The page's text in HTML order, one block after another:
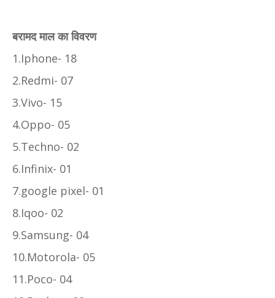
बरामद माल का विवरण
1.Iphone- 18
2.Redmi- 07
3.Vivo- 15
4.Oppo- 05
5.Techno- 02
6.Infinix- 01
7.google pixel- 01
8.Iqoo- 02
9.Samsung- 04
10.Motorola- 05
11.Poco- 04